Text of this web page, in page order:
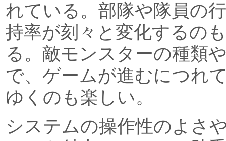
れている。部隊や隊員の
持率が刻々と変化するの
る。敵モンスターの種類
で、ゲームが進むにつれ
ゆくのも楽しい。
システムの操作性のよさ